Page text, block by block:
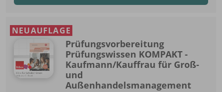
NEUAUFLAGE
Prüfungsvorbereitung
Prüfungswissen KOMPAKT -
Kaufmann/Kauffrau für Groß-
und
Außenhandelsmanagement